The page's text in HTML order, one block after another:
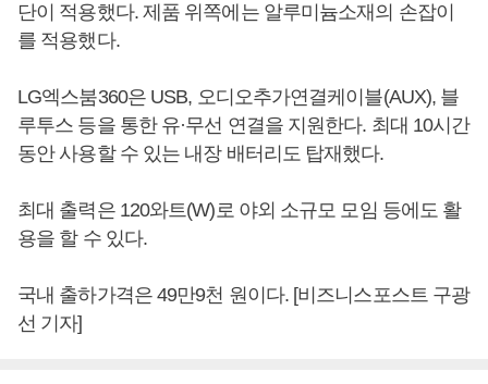
단이 적용했다. 제품 위쪽에는 알루미늄소재의 손잡이
를 적용했다.
LG엑스붐360은 USB, 오디오추가연결케이블(AUX), 블
루투스 등을 통한 유·무선 연결을 지원한다. 최대 10시간
동안 사용할 수 있는 내장 배터리도 탑재했다.
최대 출력은 120와트(W)로 야외 소규모 모임 등에도 활
용을 할 수 있다.
국내 출하가격은 49만9천 원이다. [비즈니스포스트 구광
선 기자]